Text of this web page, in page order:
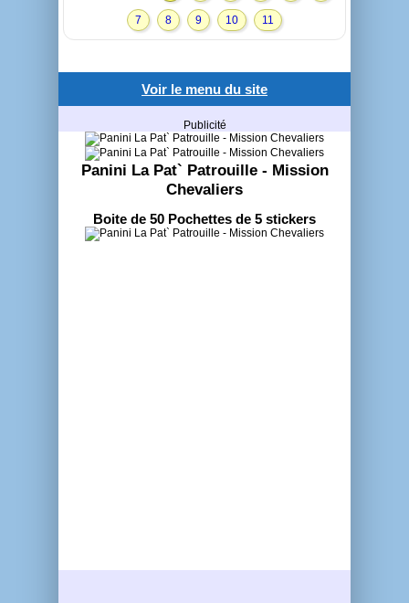
7 8 9 10 11
Voir le menu du site
Publicité
Panini La Pat` Patrouille - Mission
Chevaliers
Boite de 50 Pochettes de 5 stickers